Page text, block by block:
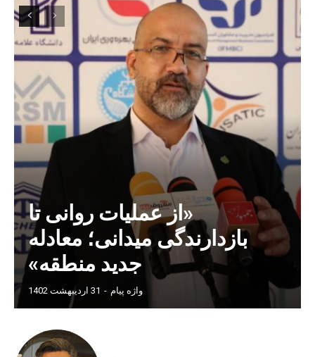
«از عملیات روانی تا
بازدارندگی میدانی؛ معادله
جدید منطقه»
واژه پیام - 31 اردیبهشت 1402